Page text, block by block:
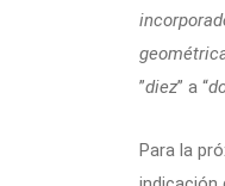
”diez” a “
Para la